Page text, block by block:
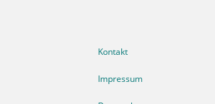
Kontakt
Impressum